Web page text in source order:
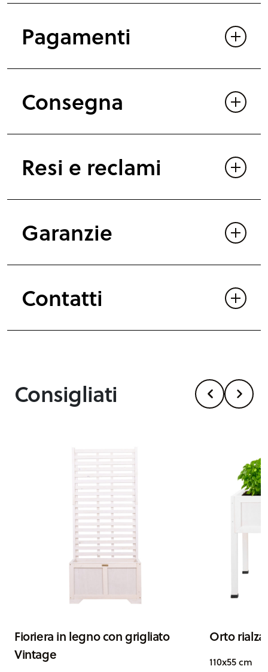
Pagamenti
Consegna
Resi e reclami
Garanzie
Contatti
Consigliati
Fioriera in legno con grigliato
Vintage
Orto
110x55 cm